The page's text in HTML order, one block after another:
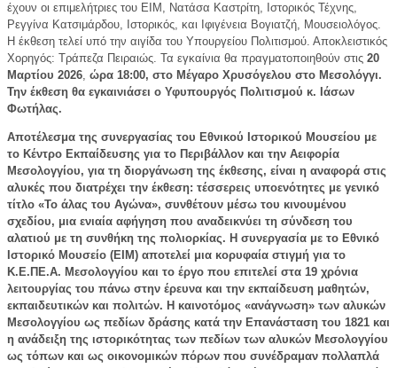
έχουν οι επιμελήτριες του ΕΙΜ, Νατάσα Καστρίτη, Ιστορικός Τέχνης,
Ρεγγίνα Κατσιμάρδου, Ιστορικός, και Ιφιγένεια Βογιατζή, Μουσειολόγος.
Η έκθεση τελεί υπό την αιγίδα του Υπουργείου Πολιτισμού. Αποκλειστικός
Χορηγός: Τράπεζα Πειραιώς. Τα εγκαίνια θα πραγματοποιηθούν στις 20
Μαρτίου 2026, ώρα 18:00, στο Μέγαρο Χρυσόγελου στο Μεσολόγγι.
Την έκθεση θα εγκαινιάσει ο Υφυπουργός Πολιτισμού κ. Ιάσων
Φωτήλας.
Αποτέλεσμα της συνεργασίας του Εθνικού Ιστορικού Μουσείου με
το Κέντρο Εκπαίδευσης για το Περιβάλλον και την Αειφορία
Μεσολογγίου, για τη διοργάνωση της έκθεσης, είναι η αναφορά στις
αλυκές που διατρέχει την έκθεση: τέσσερεις υποενότητες με γενικό
τίτλο «Το άλας του Αγώνα», συνθέτουν μέσω του κινουμένου
σχεδίου, μια ενιαία αφήγηση που αναδεικνύει τη σύνδεση του
αλατιού με τη συνθήκη της πολιορκίας. Η συνεργασία με το Εθνικό
Ιστορικό Μουσείο (EIM) αποτελεί μια κορυφαία στιγμή για το
Κ.E.ΠΕ.Α. Μεσολογγίου και το έργο που επιτελεί στα 19 χρόνια
λειτουργίας του πάνω στην έρευνα και την εκπαίδευση μαθητών,
εκπαιδευτικών και πολιτών. Η καινοτόμος «ανάγνωση» των αλυκών
Μεσολογγίου ως πεδίων δράσης κατά την Επανάσταση του 1821 και
η ανάδειξη της ιστορικότητας των πεδίων των αλυκών Μεσολογγίου
ως τόπων και ως οικονομικών πόρων που συνέδραμαν πολλαπλά